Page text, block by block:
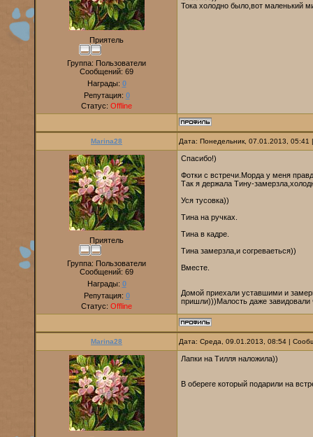
Приятель
Группа: Пользователи
Сообщений: 69
Награды: 0
Репутация: 0
Статус: Offline
Тока холодно было,вот маленький
Marina28 Дата: Понедельник, 07.01.2013,
Приятель
Группа: Пользователи
Сообщений: 69
Награды: 0
Репутация: 0
Статус: Offline
Спасибо!)
Фотки с встречи.Морда у меня
Так я держала Тину-
Уся тусовка))
Тина на ручках.
Тина в кадре.
Тина замерзла,и согреваеться))
Вместе.
Домой приехали уставшими и
пришли)))Малость даже завидовали
Marina28 Дата: Среда, 09.01.2013, 08:54 |
Лапки на Тилля наложила))
В обереге который подарили на